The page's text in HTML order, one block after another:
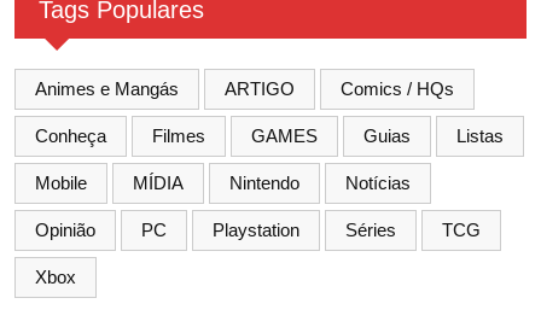
Tags Populares
Animes e Mangás ARTIGO Comics / HQs
Conheça Filmes GAMES Guias Listas
Mobile MÍDIA Nintendo Notícias
Opinião PC Playstation Séries TCG
Xbox